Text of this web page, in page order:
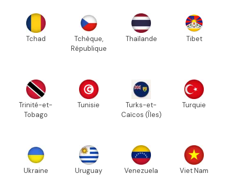
Tchad
Tchèque,
République
Thaïlande Tibet
Trinité-et-
Tobago
Tunisie
Turks-et-
Caïcos (Îles)
Turquie
Ukraine Uruguay Venezuela Viet Nam